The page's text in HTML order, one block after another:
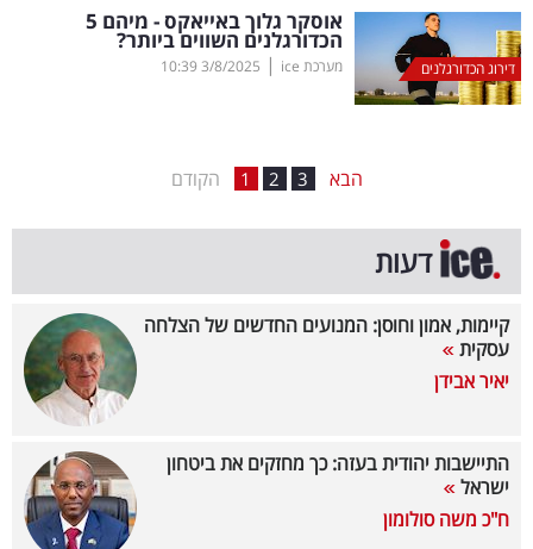
ופנאי
תיירות
המילון
הכלכלי
פודקאסט
40
דירוג הכדורגלנים
אוסקר גלוך באייאקס - מיהם 5
הכדורגלנים השווים ביותר?
מערכת ice |
3/8/2025
10:39
הקודם 1 2 3 הבא
דעות
קיימות, אמון וחוסן: המנועים החדשים של הצלחה
עסקית
יאיר אבידן
התיישבות יהודית בעזה: כך מחזקים את ביטחון
ישראל
ח"כ משה סולומון